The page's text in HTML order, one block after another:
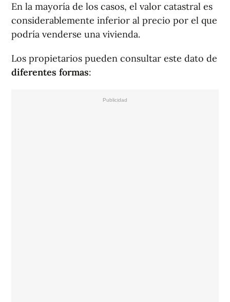
En la mayoría de los casos, el valor catastral es
considerablemente inferior al precio por el que
podría venderse una vivienda.
Los propietarios pueden consultar este dato de
diferentes formas: